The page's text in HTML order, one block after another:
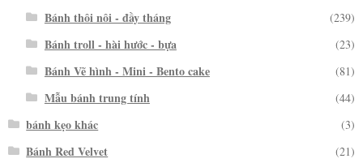
Bánh thôi nôi - đầy tháng (239)
Bánh troll - hài hước - bựa (23)
Bánh Vẽ hình - Mini - Bento cake (81)
Mẫu bánh trung tính (44)
bánh kẹo khác (3)
Bánh Red Velvet (21)